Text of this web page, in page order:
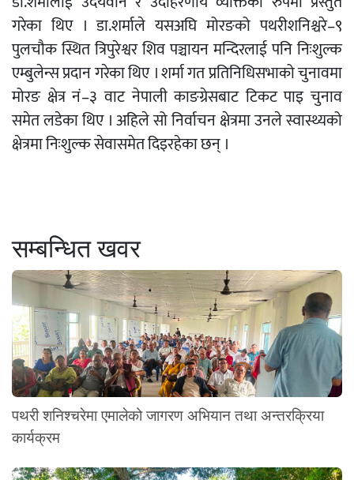
गरेका थिए । डा.शर्माले यसअघि मोरङको पथरीशनिश्चरे–९
पुलचौक स्थित त्रिपुरेश्वर शिव पञ्चायन मन्दिरलाई पनि निःशुल्क
एम्बुलेन्स प्रदान गरेका थिए । शर्मा गत प्रतिनिधिसभाको चुनावमा
मोरङ क्षेत्र नं–३ वाट नेपाली काङग्रेसबाट टिकट पाइ चुनाव
समेत लडेका थिए । अहिले सो निर्वाचन क्षेत्रमा उनले स्वास्थ्यको
क्षेत्रमा निःशुल्क सेवासमेत दिइरहेका छन् ।
सम्बन्धित खवर
पथरी शनिश्चरेमा एमालेको जागरण अभियान तथा अन्तरक्रिया
कार्यक्रम